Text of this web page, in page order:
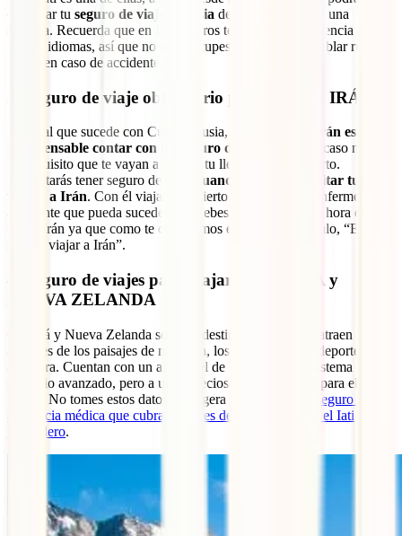
contratar tu seguro de viaje a Rusia desde 30 euros por una
semana. Recuerda que en Iati seguros te brindamos asistencia en tu
propio idiomas, así que no te preocupes por tener que hablar ruso o
inglés en caso de accidente.
3. Seguro de viaje obligatorio para viajar a IRÁN
Al igual que sucede con Cuba y Rusia,
para viajar a Irán es
indispensable contar con un seguro de viaje
. En este caso no es
un requisito que te vayan a pedir a tu llegada al aeropuerto.
Necesitarás tener seguro de viaje
cuando vayas a tramitar tu
visado a Irán. Con él viajarás cubierto ante cualquier enfermedad o
accidente que pueda suceder. No debes tener miedo a la hora de
viajar Irán ya que como te contaremos en este otro artículo, “Es
seguro viajar a Irán”.
4. Seguro de viajes para viajar a CANADA y
NUEVA ZELANDA
Canadá y Nueva Zelanda son dos destinos en alza que atraen a los
amantes de los paisajes de montaña, los
y los deportes de
aventura. Cuentan con un alto nivel de bienestar y un sistema
sanitario avanzado, pero a unos precios realmente altos para el
turista. No tomes estos datos a la ligera y hazte con
un seguro de
asistencia médica que cubra deportes de aventura como el Iati
Mochilero.